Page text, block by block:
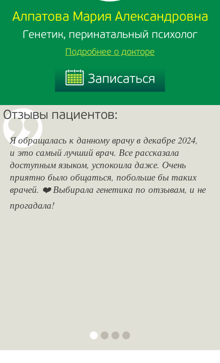
Алпатова Мария Александровна
Генетик, перинатальный психолог
Подробнее о докторе
Записаться
Записаться
Отзывы пациентов:
Я обращалась к данному врачу в декабре 2024,
и это самый лучший врач. Все рассказала
доступным языком, успокоила даже. Очень
приятно было общаться, побольше бы таких
врачей. ❤️ Выбирала генетика по отзывам, и не
прогадала!